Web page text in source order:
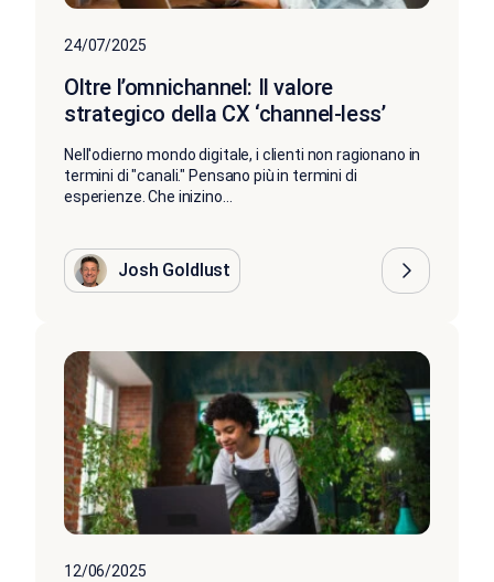
24/07/2025
Oltre l’omnichannel: Il valore
strategico della CX ‘channel-less’
Nell'odierno mondo digitale, i clienti non ragionano in
termini di "canali." Pensano più in termini di
esperienze. Che inizino...
Josh Goldlust
12/06/2025